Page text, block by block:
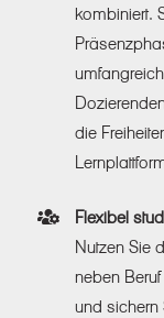
kombiniert.
die
Flexibel
Nutzen Sie
neben
und sichern